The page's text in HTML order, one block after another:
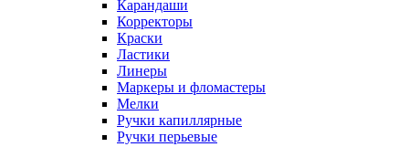
Карандаши
Корректоры
Краски
Ластики
Линеры
Маркеры и фломастеры
Мелки
Ручки капиллярные
Ручки перьевые